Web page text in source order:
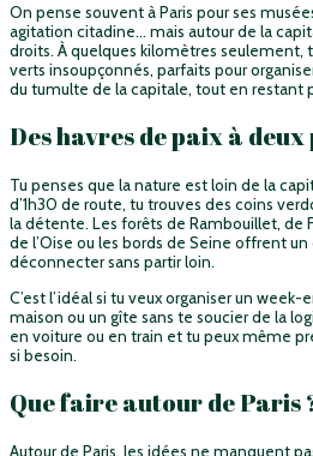
On pense souvent à Paris pour ses
agitation citadine… mais autour de la
droits. À quelques kilomètres seulement,
verts insoupçonnés, parfaits pour
du tumulte de la capitale, tout en restant
Des havres de paix à deux
Tu penses que la nature est loin de la
d’1h30 de route, tu trouves des coins
la détente. Les forêts de Rambouillet, de
de l’Oise ou les bords de Seine offrent
déconnecter sans partir loin.
C’est l’idéal si tu veux organiser un
maison ou un gîte sans te soucier de la
en voiture ou en train et tu peux même
si besoin.
Que faire autour de Paris
Autour de Paris, les idées ne manquent